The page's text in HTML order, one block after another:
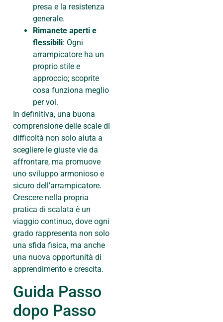
presa e la resistenza
generale.
Rimanete aperti e
flessibili: Ogni
arrampicatore ha un
proprio stile e
approccio; scoprite
cosa funziona meglio
per voi.
In definitiva, una buona
comprensione delle scale di
difficoltà non solo aiuta a
scegliere le giuste vie da
affrontare, ma promuove
uno sviluppo armonioso e
sicuro dell’arrampicatore.
Crescere nella propria
pratica di scalata è un
viaggio continuo, dove ogni
grado rappresenta non solo
una sfida fisica, ma anche
una nuova opportunità di
apprendimento e crescita.
Guida Passo
dopo Passo